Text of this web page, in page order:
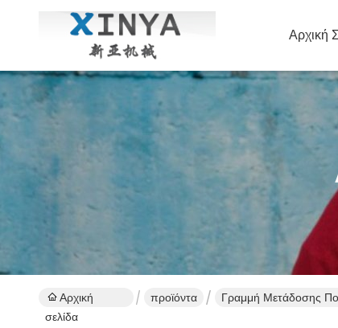
Αρχική
Αρχική
σελίδα
προϊόντα Γραμμή Μετάδοσης